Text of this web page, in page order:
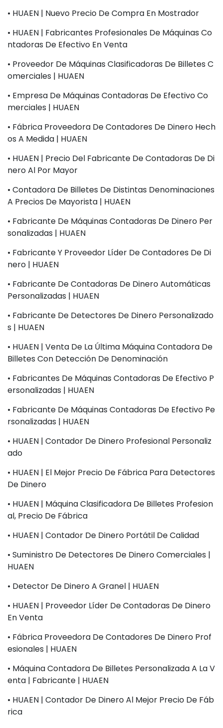
• HUAEN | Nuevo Precio De Compra En Mostrador
• HUAEN | Fabricantes Profesionales De Máquinas Co
Ntadoras De Efectivo En Venta
• Proveedor De Máquinas Clasificadoras De Billetes C
Omerciales | HUAEN
• Empresa De Máquinas Contadoras De Efectivo Co
Merciales | HUAEN
• Fábrica Proveedora De Contadores De Dinero Hech
Os A Medida | HUAEN
• HUAEN | Precio Del Fabricante De Contadoras De Di
Nero Al Por Mayor
• Contadora De Billetes De Distintas Denominaciones
A Precios De Mayorista | HUAEN
• Fabricante De Máquinas Contadoras De Dinero Per
Sonalizadas | HUAEN
• Fabricante Y Proveedor Líder De Contadores De Di
Nero | HUAEN
• Fabricante De Contadoras De Dinero Automáticas
Personalizadas | HUAEN
• Fabricante De Detectores De Dinero Personalizado
S | HUAEN
• HUAEN | Venta De La Última Máquina Contadora De
Billetes Con Detección De Denominación
• Fabricantes De Máquinas Contadoras De Efectivo P
Ersonalizadas | HUAEN
• Fabricante De Máquinas Contadoras De Efectivo Pe
Rsonalizadas | HUAEN
• HUAEN | Contador De Dinero Profesional Personaliz
Ado
• HUAEN | El Mejor Precio De Fábrica Para Detectores
De Dinero
• HUAEN | Máquina Clasificadora De Billetes Profesion
Al, Precio De Fábrica
• HUAEN | Contador De Dinero Portátil De Calidad
• Suministro De Detectores De Dinero Comerciales |
HUAEN
• Detector De Dinero A Granel | HUAEN
• HUAEN | Proveedor Líder De Contadoras De Dinero
En Venta
• Fábrica Proveedora De Contadores De Dinero Prof
Esionales | HUAEN
• Máquina Contadora De Billetes Personalizada A La V
Enta | Fabricante | HUAEN
• HUAEN | Contador De Dinero Al Mejor Precio De Fáb
Rica